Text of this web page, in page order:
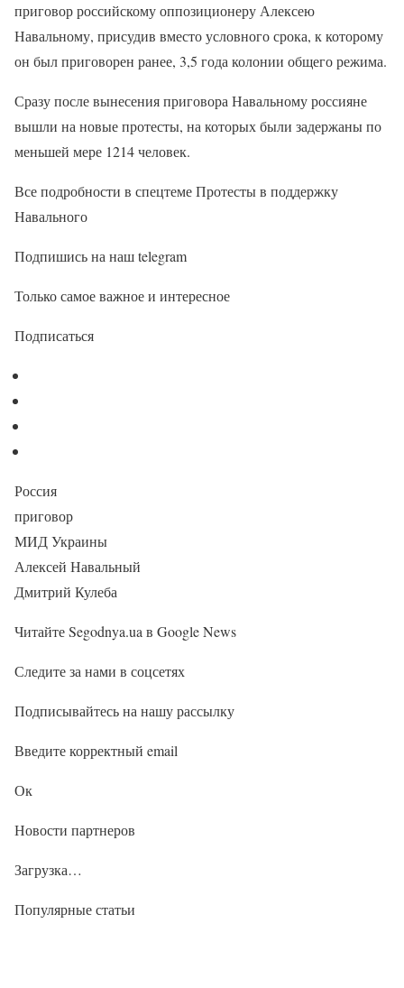
приговор российскому оппозиционеру Алексею
Навальному, присудив вместо условного срока, к которому
он был приговорен ранее, 3,5 года колонии общего режима.
Сразу после вынесения приговора Навальному россияне
вышли на новые протесты, на которых были задержаны по
меньшей мере 1214 человек.
Все подробности в спецтеме Протесты в поддержку
Навального
Подпишись на наш telegram
Только самое важное и интересное
Подписаться
Россия
приговор
МИД Украины
Алексей Навальный
Дмитрий Кулеба
Читайте Segodnya.ua в Google News
Следите за нами в соцсетях
Подписывайтесь на нашу рассылку
Введите корректный email
Ок
Новости партнеров
Загрузка…
Популярные статьи